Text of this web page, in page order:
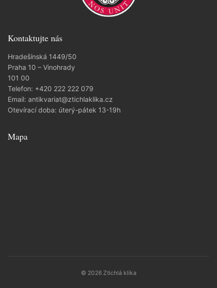
Kontaktujte nás
Hradešínská 1449/50
Praha 10 – Vinohrady
101 00
Telefon: +420 222 222 079
Email: antikvariat@ztichlaklika.cz
Otevírací doba: úterý-pátek 13-19h
Mapa
© 2026 Ztichlá klika